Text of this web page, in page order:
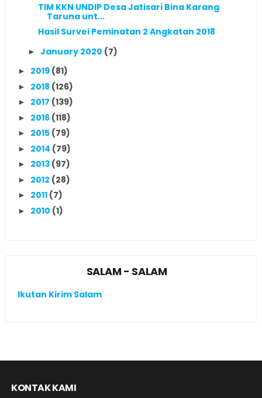
TIM KKN UNDIP Desa Jatisari Bina Karang
Taruna unt...
Hasil Survei Peminatan 2 Angkatan 2018
► January 2020 (7)
► 2019 (81)
► 2018 (126)
► 2017 (139)
► 2016 (118)
► 2015 (79)
► 2014 (79)
► 2013 (97)
► 2012 (28)
► 2011 (7)
► 2010 (1)
SALAM - SALAM
Ikutan Kirim Salam
KONTAK KAMI